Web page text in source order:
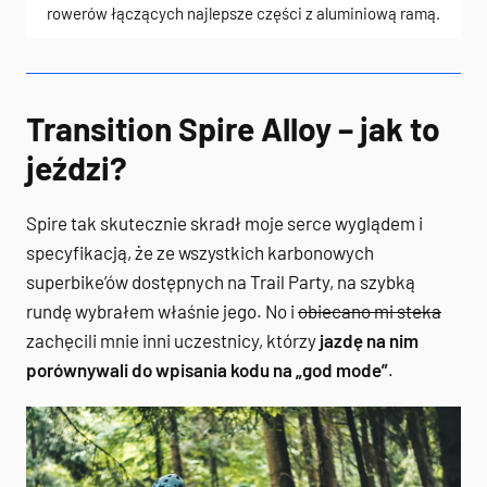
rowerów łączących najlepsze części z aluminiową ramą.
Transition Spire Alloy – jak to
jeździ?
Spire tak skutecznie skradł moje serce wyglądem i
specyfikacją, że ze wszystkich karbonowych
superbike’ów dostępnych na Trail Party, na szybką
rundę wybrałem właśnie jego. No i obiecano mi steka
zachęcili mnie inni uczestnicy, którzy jazdę na nim
porównywali do wpisania kodu na „god mode”.